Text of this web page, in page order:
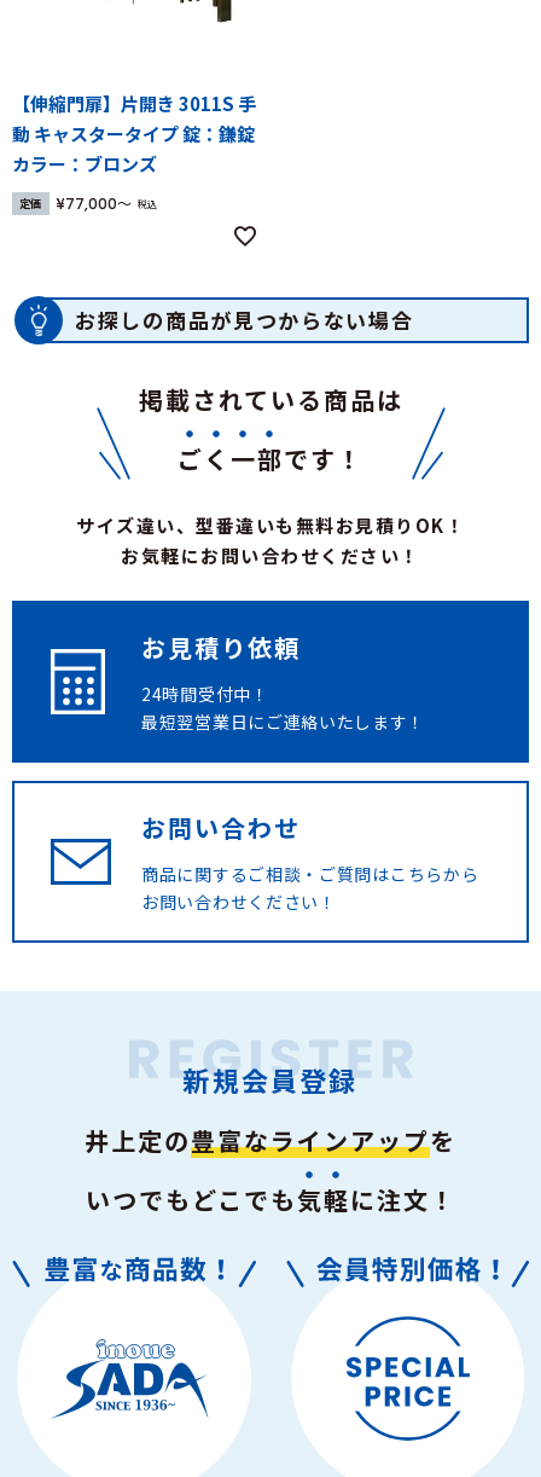
【伸縮門扉】片開き 3011S 手
動 キャスタータイプ 錠：鎌錠
カラー：ブロンズ
定価 ¥77,000 税込
お探しの商品が見つからない場合
掲載されている商品は
ごく一部です！
サイズ違い、型番違いも無料お見積りOK！
お気軽にお問い合わせください！
お見積り依頼
24時間受付中！
最短翌営業日にご連絡いたします！
お問い合わせ
商品に関するご相談・ご質問はこちらから
お問い合わせください！
新規会員登録
井上定の豊富なラインアップを
いつでもどこでも気軽に注文！